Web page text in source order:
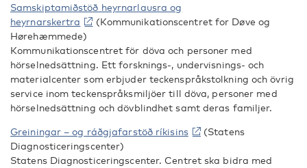
Samskiptamiðstöð heyrnarlausra og
heyrnarskertra
(Kommunikationscentret for Døve og
Hørehæmmede)
Kommunikationscentret för döva och personer med
hörselnedsättning. Ett forsknings-, undervisnings- och
materialcenter som erbjuder teckenspråkstolkning och övrig
service inom teckenspråksmiljöer till döva, personer med
hörselnedsättning och dövblindhet samt deras familjer.
Greiningar – og ráðgjafarstöð ríkisins
(Statens
Diagnosticeringscenter)
Statens Diagnosticeringscenter. Centret ska bidra med